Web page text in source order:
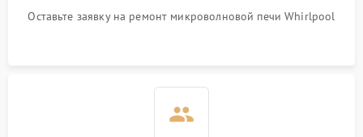
1000 ₽
Оставьте заявку на ремонт микроволновой печи Whirlpool